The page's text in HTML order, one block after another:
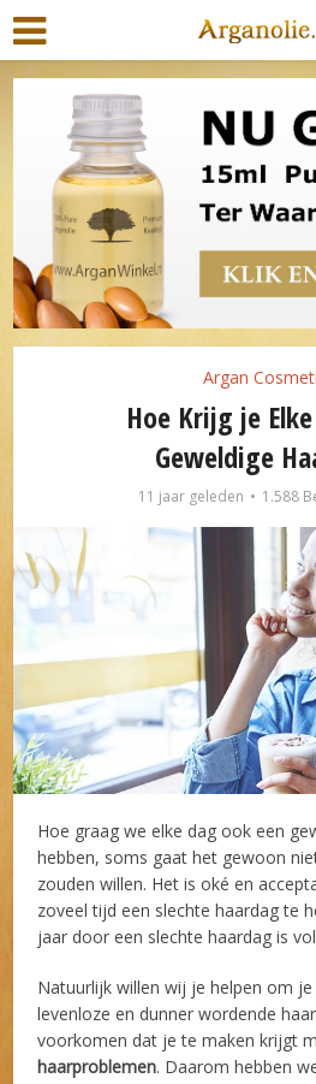
Argan
Hoe Krijg je
Geweldige
11 jaar geleden 1.588
Hoe graag we elke dag ook een
hebben, soms gaat het gewoon
zouden willen. Het is oké en
zoveel tijd een slechte haardag te
jaar door een slechte haardag is
Natuurlijk willen wij je helpen om
levenloze en dunner wordende
voorkomen dat je te maken krijgt
haarproblemen. Daarom hebben